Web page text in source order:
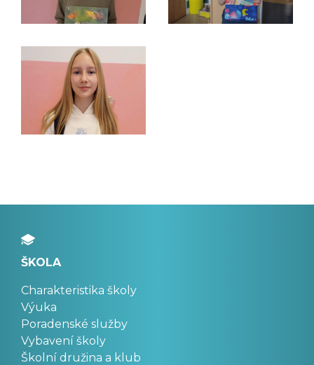
ŠKOLA
Charakteristika školy
Výuka
Poradenské služby
Vybavení školy
Školní družina a klub